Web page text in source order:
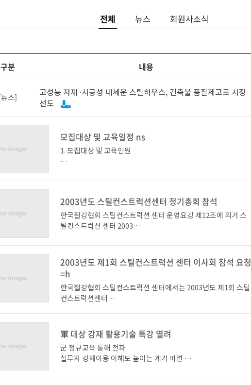
전체 뉴스 회원사소식
구분 내용
스]
고성능 자재 ·시공성 내세운 스틸하우스, 건축물 품질제고로 시장
선도
모집대상 및 교육일정 ns
1. 모집대상 및 교육인원
모집대상
교육기간
회수년
총인원
골조시공교육
* SCC 회원사 직원
* 건설관련 기능자기술자일반인
20 명
200 명
2003년도 스틸컨스트럭션센터 정기총회 참석
한국철강협회 스틸컨스트럭션 센터 운영요강 제12조에 의거 스
틸컨스트럭션 센터 2003
하여 주시기 바랍니
다. 아울러 귀사의 변동사항이 있으시면 사전에 사무국에 통보하
여 주시기 바랍니다.
아 래
가. 일 시 : 2003. 3. 21(금) 11:20 ~
나. 장 소 : 포스코센타 서관4층 아트홀
다. 참석인원 : 스틸컨스트럭션센터 회원사 임직원
라. 주요안건
2003년도 제1회 스틸컨스트럭션 센터 이사회 참석 요청
=h
한국철강협회 스틸컨스트럭션 센터에서는 2003년도 제1회 스틸
컨스트럭션센터
아 래
軍 대상 강재 활용기술 특강 열려
군 정규교육 통해 전파
실무자 강재이용 이해도 높이는 계기 마련
스틸하우스 기술 특강이 2월12일과 2월26일 양일에 걸쳐서 군시